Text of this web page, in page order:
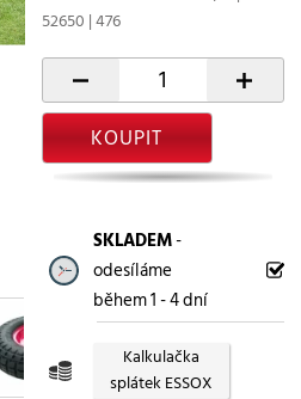
52650 | 476
- +
KOUPIT
SKLADEM-
odesíláme
během 1 - 4 dní
Kalkulačka
splátek ESSOX